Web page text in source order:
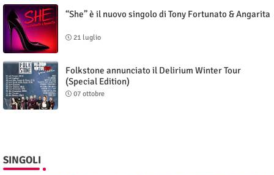
“She” è il nuovo singolo di Tony Fortunato & Angarita
21 luglio
Folkstone annunciato il Delirium Winter Tour
(Special Edition)
07 ottobre
SINGOLI